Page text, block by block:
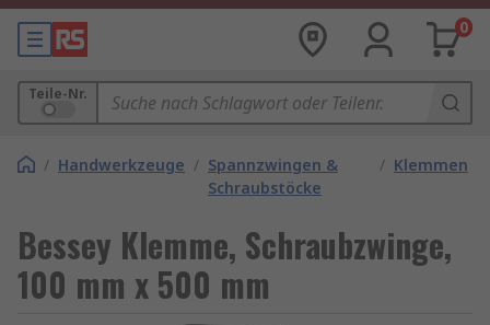
0
Teile-Nr.
/ Handwerkzeuge / Spannzwingen &
Schraubstöcke
/ Klemmen
Bessey Klemme, Schraubzwinge,
100 mm x 500 mm